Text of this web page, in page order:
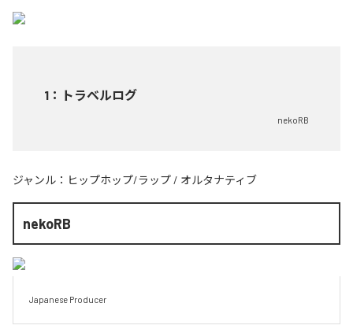
1 ： トラベルログ
nekoRB
ジャンル： ヒップホップ/ラップ / オルタナティブ
nekoRB
Japanese Producer